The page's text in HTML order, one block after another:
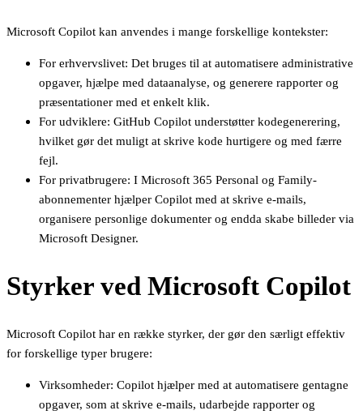
Microsoft Copilot kan anvendes i mange forskellige kontekster:
For erhvervslivet: Det bruges til at automatisere administrative
opgaver, hjælpe med dataanalyse, og generere rapporter og
præsentationer med et enkelt klik.
For udviklere: GitHub Copilot understøtter kodegenerering,
hvilket gør det muligt at skrive kode hurtigere og med færre
fejl.
For privatbrugere: I Microsoft 365 Personal og Family-
abonnementer hjælper Copilot med at skrive e-mails,
organisere personlige dokumenter og endda skabe billeder via
Microsoft Designer.
Styrker ved Microsoft Copilot
Microsoft Copilot har en række styrker, der gør den særligt effektiv
for forskellige typer brugere:
Virksomheder: Copilot hjælper med at automatisere gentagne
opgaver, som at skrive e-mails, udarbejde rapporter og